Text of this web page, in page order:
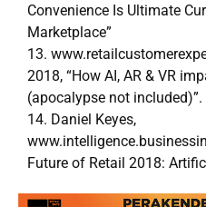
Convenience Is Ultimate
Marketplace”
13.
2018, “How AI, AR & VR
(apocalypse not included)”.
14. Daniel Keyes,
Future of Retail 2018: